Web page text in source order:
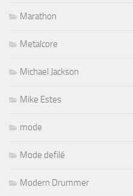
Marathon
Metalcore
Michael Jackson
Mike Estes
mode
Mode defilé
Modern Drummer